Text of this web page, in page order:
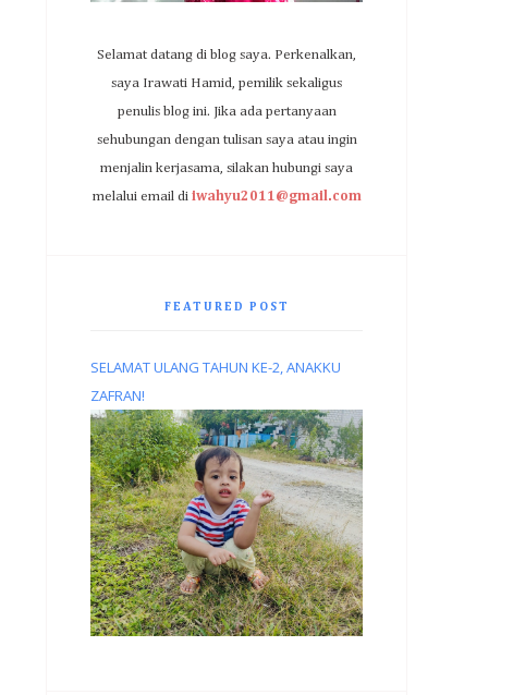
Selamat datang di blog saya. Perkenalkan,
saya Irawati Hamid, pemilik sekaligus
penulis blog ini. Jika ada pertanyaan
sehubungan dengan tulisan saya atau ingin
menjalin kerjasama, silakan hubungi saya
melalui email di iwahyu2011@gmail.com
FEATURED POST
SELAMAT ULANG TAHUN KE-2, ANAKKU
ZAFRAN!